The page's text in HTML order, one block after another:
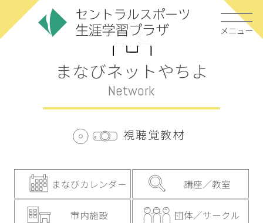
メニュー
まなびネットやちよ
Network
視聴覚教材
まなびカレンダー 講座／教室
市内施設 団体／サークル